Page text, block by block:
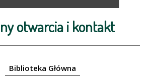
otwarcia i kontakt
Biblioteka Główna